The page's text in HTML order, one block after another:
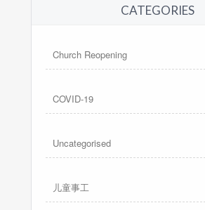
CATEGORIES
Church Reopening
COVID-19
Uncategorised
儿童事工